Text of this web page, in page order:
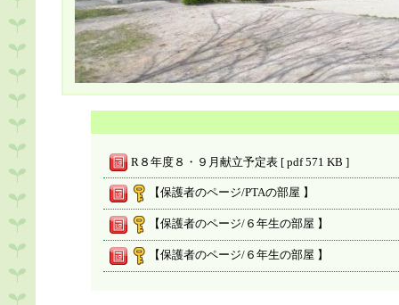
R８年度８・９月献立予定表 [ pdf 571 KB ]
【保護者のページ/PTAの部屋 】
【保護者のページ/６年生の部屋 】
【保護者のページ/６年生の部屋 】